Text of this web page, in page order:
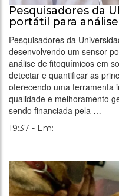
Pesquisadores da
portátil para
Pesquisadores da
desenvolvendo um sensor
análise de fitoquímicos em
detectar e quantificar as
oferecendo uma ferramenta
qualidade e melhoramento
sendo financiada pela …
19:37 - Em: